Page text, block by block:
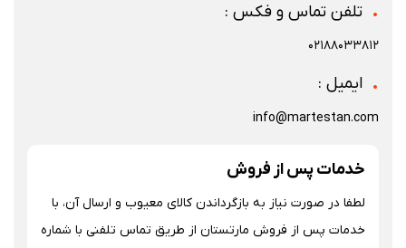
تلفن تماس و فکس :
02188033812
ایمیل :
info@martestan.com
خدمات پس از فروش
لطفا در صورت نیاز به بازگرداندن کالای معیوب و ارسال آن، با
خدمات پس از فروش مارتستان از طریق تماس تلفنی با شماره